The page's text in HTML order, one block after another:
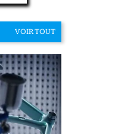
VOIR TOUT